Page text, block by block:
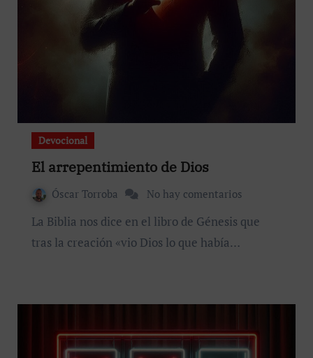
Devocional
El arrepentimiento de Dios
Óscar Torroba No hay comentarios
La Biblia nos dice en el libro de Génesis que
tras la creación «vio Dios lo que había…